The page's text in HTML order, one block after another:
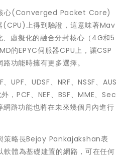
心(Converged Packet Core)
(CPU)上得到驗證，這意味著Mav
虛擬化的融合分封核心（4G和5
的EPYC伺服器CPU上，讓CSP
功能時擁有更多選擇。
UPF、UDSF、NRF、NSSF、AUS
，PCF、NEF、BSF、MME、Sec
網路功能也將在未來幾個月內進行
策略長Bejoy Pankajakshan表
體為基礎建置的網路，可在任何